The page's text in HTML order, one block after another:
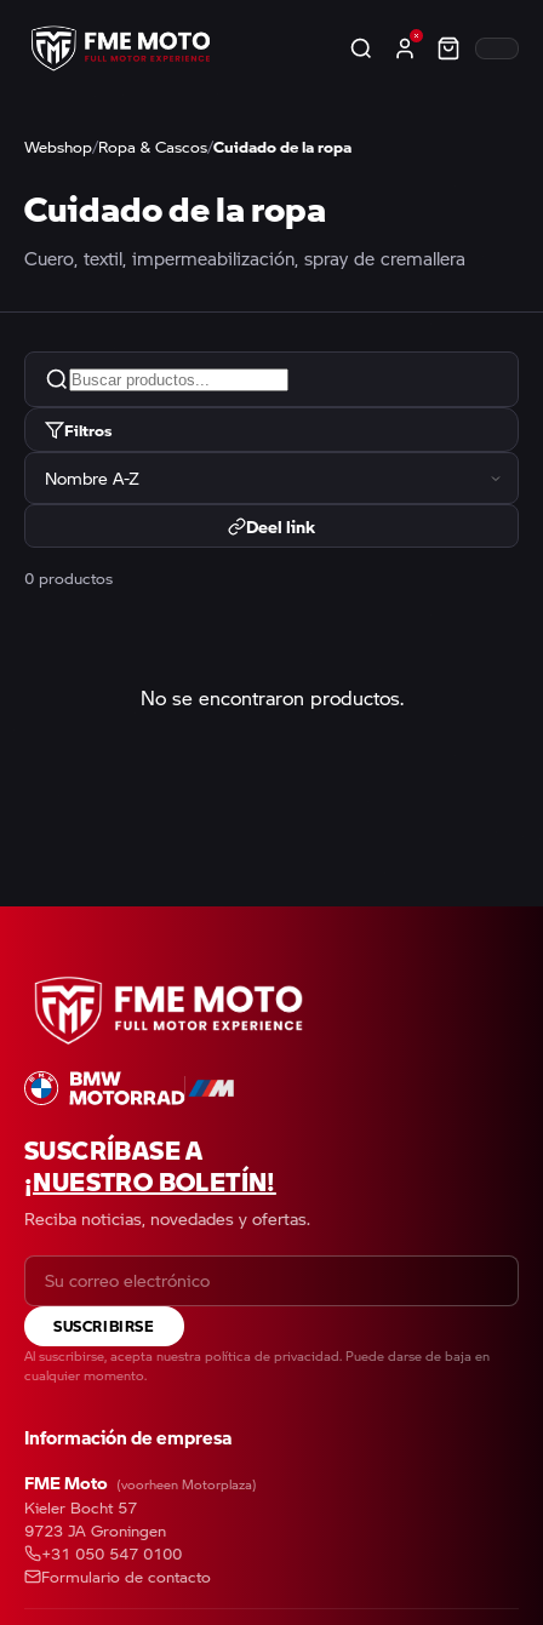
Webshop/Ropa & Cascos/Cuidado de la ropa
Cuidado de la ropa
Cuero, textil, impermeabilización, spray de cremallera
Filtros
Deel link
0 productos
No se encontraron productos.
SUSCRÍBASE A
¡NUESTRO BOLETÍN!
Reciba noticias, novedades y ofertas.
SUSCRIBIRSE
Al suscribirse, acepta nuestra política de privacidad. Puede darse de baja en
cualquier momento.
Información de empresa
FME Moto (voorheen Motorplaza)
Kieler Bocht 57
9723 JA Groningen
+31 050 547 0100
Formulario de contacto